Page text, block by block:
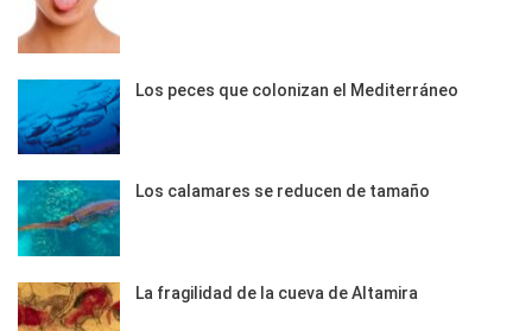
Los peces que colonizan el Mediterráneo
Los calamares se reducen de tamaño
La fragilidad de la cueva de Altamira